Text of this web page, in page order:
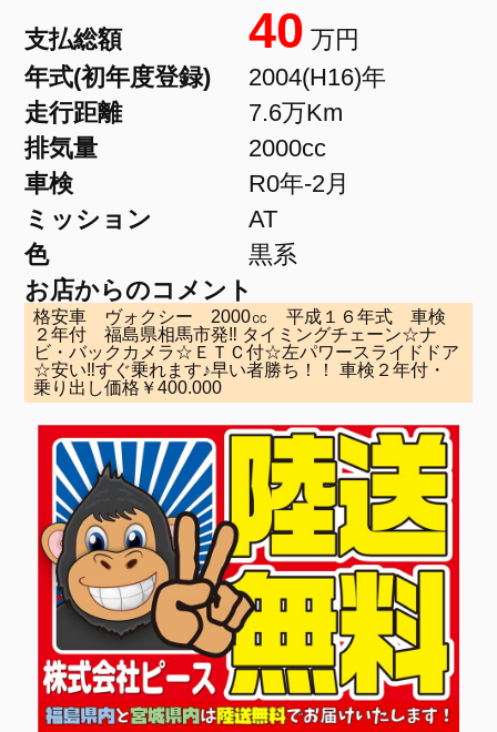
支払総額 40 万円
年式(初年度登録)
2004(H16)年
走行距離
7.6万Km
排気量
2000cc
車検
R0年-2月
ミッション
AT
色
黒系
お店からのコメント
格安車 ヴォクシー 2000㏄ 平成１６年式 車検
２年付 福島県相馬市発‼ タイミングチェーン☆ナ
ビ・バックカメラ☆ＥＴＣ付☆左パワースライドドア
☆安い‼すぐ乗れます♪早い者勝ち！！ 車検２年付・
乗り出し価格￥400.000